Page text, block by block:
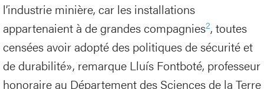
l’industrie minière, car les installations
appartenaient à de grandes compagnies2, toutes
censées avoir adopté des politiques de sécurité et
de durabilité», remarque Lluís Fontboté, professeur
honoraire au Département des Sciences de la Terre